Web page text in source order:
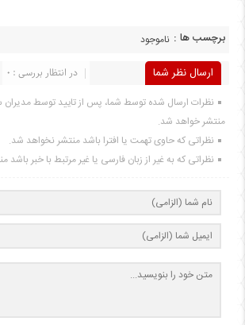
برچسب ها : ناموجود
ارسال نظر شما
در انتظار بررسی : 0
نظرات ارسال شده توسط شما، پس از تایید توسط
منتشر خواهد شد.
نظراتی که حاوی تهمت یا افترا باشد منتشر نخواهد شد.
نظراتی که به غیر از زبان فارسی یا غیر مرتبط با خبر